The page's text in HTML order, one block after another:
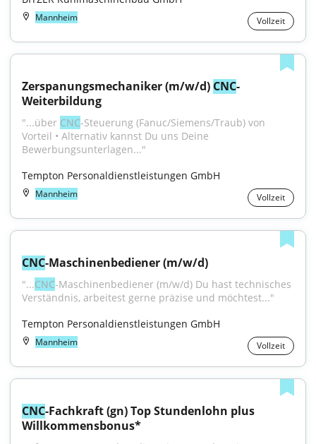
Mannheim Vollzeit
Zerspanungsmechaniker (m/w/d) CNC-
Weiterbildung
"...über CNC-Steuerung (Fanuc/Siemens/Traub) von
Vorteil • Alternativ kannst Du uns Deine
Bewerbungsunterlagen..."
Tempton Personaldienstleistungen GmbH
Mannheim Vollzeit
CNC-Maschinenbediener (m/w/d)
"...CNC-Maschinenbediener (m/w/d) Du hast technisches
Verständnis, arbeitest gerne präzise und möchtest..."
Tempton Personaldienstleistungen GmbH
Mannheim Vollzeit
CNC-Fachkraft (gn) Top Stundenlohn plus
Willkommensbonus*